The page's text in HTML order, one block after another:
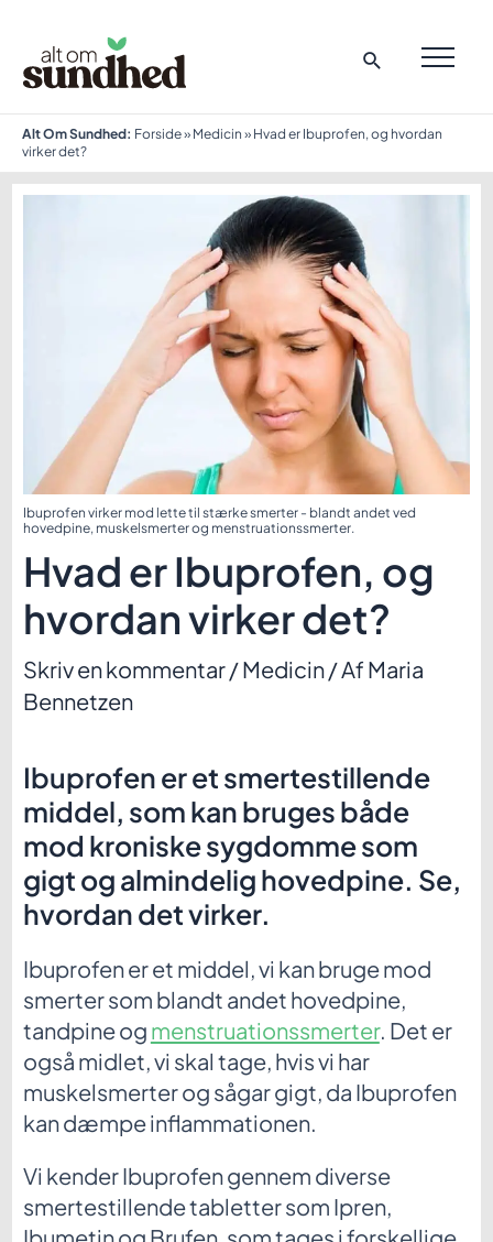
indholdet
Alt Om Sundhed: Forside» Medicin » Hvad er Ibuprofen, og hvordan
virker det?
Ibuprofen virker mod lette til stærke smerter - blandt andet ved
hovedpine, muskelsmerter og menstruationssmerter.
Hvad er Ibuprofen, og
hvordan virker det?
Skriv en kommentar/Medicin/ AfMaria
Bennetzen
Ibuprofen er et smertestillende
middel, som kan bruges både
mod kroniske sygdomme som
gigt og almindelig hovedpine. Se,
hvordan det virker.
Ibuprofen er et middel, vi kan bruge mod
smerter som blandt andet hovedpine,
tandpine og menstruationssmerter. Det er
også midlet, vi skal tage, hvis vi har
muskelsmerter og sågar gigt, da Ibuprofen
kan dæmpe inflammationen.
Vi kender Ibuprofen gennem diverse
smertestillende tabletter som Ipren,